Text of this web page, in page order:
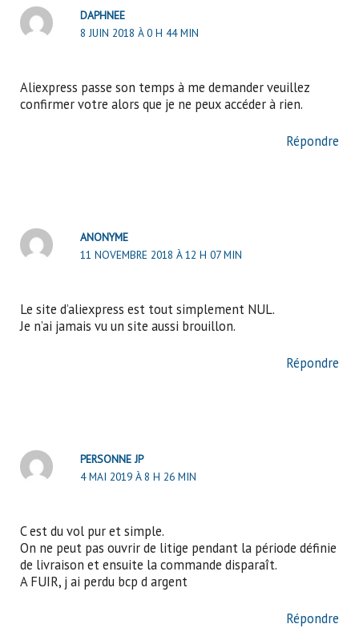
DAPHNEE
8 JUIN 2018 À 0 H 44 MIN
Aliexpress passe son temps à me demander veuillez
confirmer votre alors que je ne peux accéder à rien.
Répondre
ANONYME
11 NOVEMBRE 2018 À 12 H 07 MIN
Le site d’aliexpress est tout simplement NUL.
Je n’ai jamais vu un site aussi brouillon.
Répondre
PERSONNE JP
4 MAI 2019 À 8 H 26 MIN
C est du vol pur et simple.
On ne peut pas ouvrir de litige pendant la période définie
de livraison et ensuite la commande disparaît.
A FUIR, j ai perdu bcp d argent
Répondre